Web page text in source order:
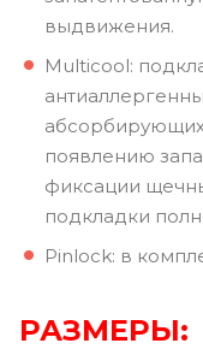
выдвижения.
Multicool:
абсорбирующих
появлению
фиксации
подкладки
Pinlock: в
РАЗМЕРЫ: